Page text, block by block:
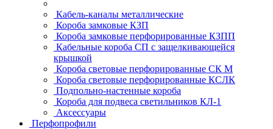
Кабель-каналы металлические
Короба замковые КЗП
Короба замковые перфорированные КЗПП
Кабельные короба СП с защелкивающейся
крышкой
Короба световые перфорированные СК М
Короба световые перфорированные КСЛК
Подпольно-настенные короба
Короба для подвеса светильников КЛ-1
Аксессуары
Перфопрофили